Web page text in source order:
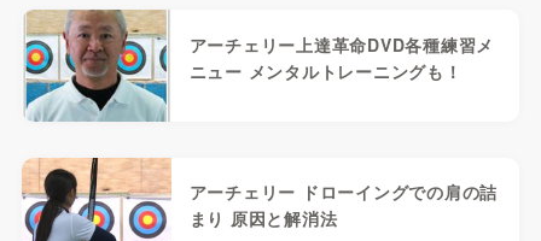
アーチェリー上達革命DVD各種練習メ
ニュー メンタルトレーニングも！
アーチェリー ドローイングでの肩の詰
まり 原因と解消法